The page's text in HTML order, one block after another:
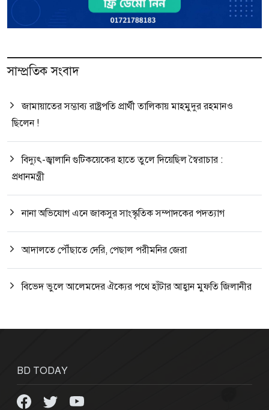
সাম্প্রতিক সংবাদ
জামায়াতের সম্ভাব্য রাষ্ট্রপতি প্রার্থী তালিকায় মাহমুদুর রহমানও
ছিলেন !
বিদ্যুৎ-জ্বালানি গুটিকয়েকের হাতে তুলে দিয়েছিল স্বৈরাচার :
প্রধানমন্ত্রী
নানা অভিযোগ এনে জাকসুর সাংস্কৃতিক সম্পাদকের পদত্যাগ
আদালতে পৌঁছাতে দেরি, পেছাল পরীমনির জেরা
বিভেদ ভুলে আলেমদের ঐক্যের পথে হাঁটার আহ্বান মুফতি জিলানীর
BD TODAY